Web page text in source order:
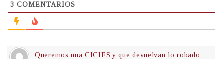
3 COMENTARIOS
Queremos una CICIES y que devuelvan lo robado